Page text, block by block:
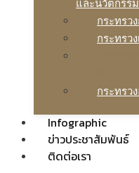
และนวัตกรรม
กระทรว
กระทรว
กระทรว
Infographic
ข่าวประชาสัมพันธ์
ติดต่อเรา